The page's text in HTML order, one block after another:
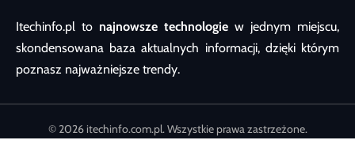
Itechinfo.pl to najnowsze technologie w jednym miejscu,
skondensowana baza aktualnych informacji, dzięki którym
poznasz najważniejsze trendy.
© 2026 itechinfo.com.pl. Wszystkie prawa zastrzeżone.